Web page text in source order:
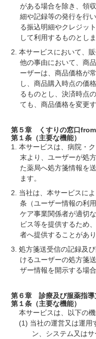
がある場合を除き、領
細や記録等の発行を行
る振込明細やクレジッ
して利用するものとしま
本サービスにおいて、
他の事由において、商
ーザーは、商品価格が
し、商品購入時点の価
るものとし、決済時点
ても、商品価格を変更
第５章 くすりの窓口
第１条（主要な機能）
本サービスは、病院・
末より、ユーザーが処
た薬局へ処方箋情報を
ます。
当社は、本サービスに
条（ユーザー情報の利
ケア事業関係者が適切
ビス等を提供するため
者へ提供することがあり
処方箋送受信の記録及
けるユーザーの処方箋
ザー情報を開示する場
第６章 診療及び服薬指導
第１条（主要な機能）
本サービスは、以下の
当社の運営又は運用
ン、システム又は